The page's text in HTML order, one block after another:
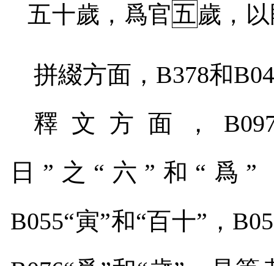
五十歲，爲官五歲，
拼綴方面， B378和
釋文方面，
日”之“六”和“爲”
B055“寅”和“百十”，